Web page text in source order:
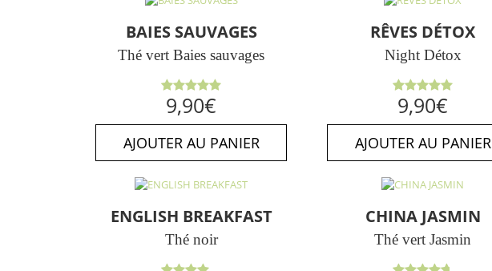
BAIES SAUVAGES
Thé vert Baies sauvages
Note5.00
sur 5
9,90€
AJOUTER AU PANIER
RÊVES DÉTOX
Night Détox
Note5.00
sur 5
9,90€
AJOUTER AU PANIER
ENGLISH BREAKFAST
Thé noir
CHINA JASMIN
Thé vert Jasmin